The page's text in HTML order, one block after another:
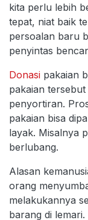
kita perlu lebih
tepat, niat baik
persoalan baru
penyintas
Donasi pakaian
pakaian
penyortiran.
pakaian bisa
layak. Misalnya
berlubang.
Alasan
orang
melakukannya
barang di